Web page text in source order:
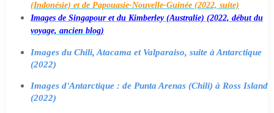
(Indonésie) et de Papouasie-Nouvelle-Guinée (2022, suite)
Images de Singapour et du Kimberley (Australie) (2022, début du
voyage, ancien blog)
Images du Chili, Atacama et Valparaiso, suite à Antarctique
(2022)
Images d'Antarctique : de Punta Arenas (Chili) à Ross Island
(2022)